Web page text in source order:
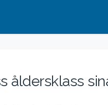
åldersklass